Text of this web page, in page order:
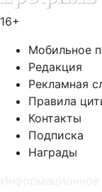
16+
Мобильное
Редакция
Рекламная
Правила
Контакты
Подписка
Награды